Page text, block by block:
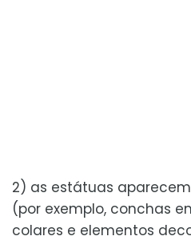
2) as estátuas
(por exemplo, conchas
colares e elementos